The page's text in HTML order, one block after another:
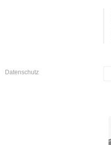
Datenschutz